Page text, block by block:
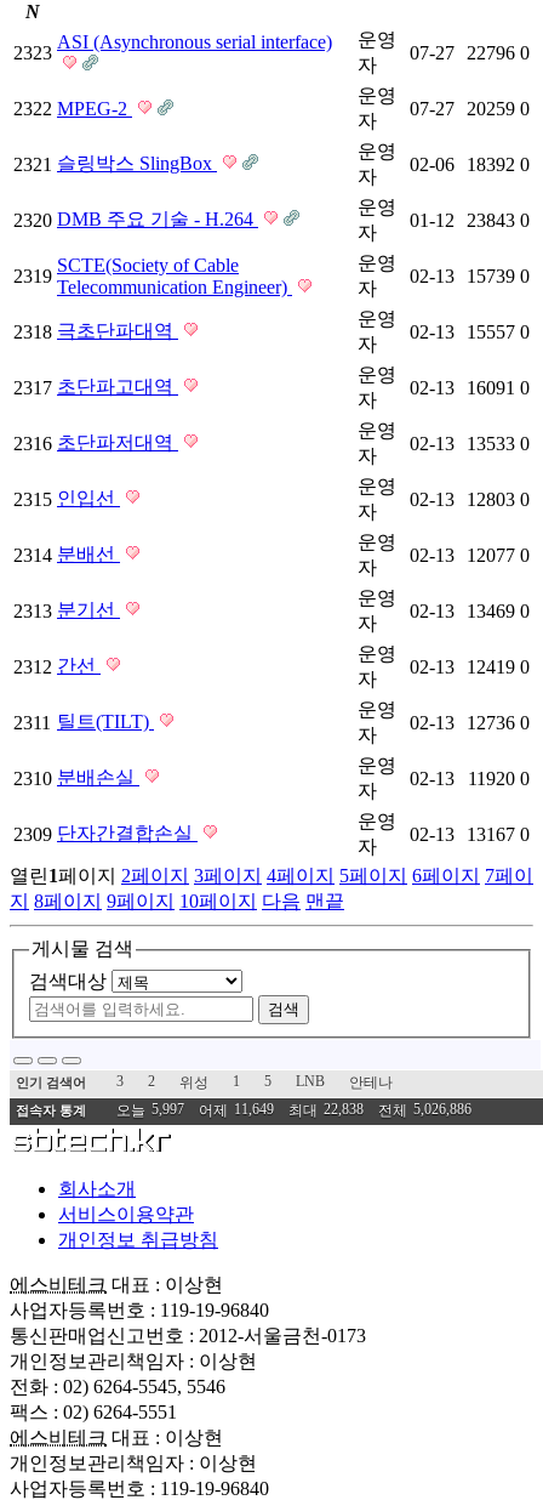
N
2323
ASI (Asynchronous serial interface)
운영
자
07-27 22796 0
2322 MPEG-2
운영
자
07-27 20259 0
2321 슬링박스 SlingBox
운영
자
02-06 18392 0
2320 DMB 주요 기술 - H.264
운영
자
01-12 23843 0
2319
SCTE(Society of Cable
Telecommunication Engineer)
운영
자
02-13 15739 0
2318 극초단파대역
운영
자
02-13 15557 0
2317 초단파고대역
운영
자
02-13 16091 0
2316 초단파저대역
운영
자
02-13 13533 0
2315 인입선
운영
자
02-13 12803 0
2314 분배선
운영
자
02-13 12077 0
2313 분기선
운영
자
02-13 13469 0
2312 간선
운영
자
02-13 12419 0
2311 틸트(TILT)
운영
자
02-13 12736 0
2310 분배손실
운영
자
02-13 11920 0
2309 단자간결합손실
운영
자
02-13 13167 0
열린1페이지 2페이지 3페이지 4페이지 5페이지 6페이지 7페이
지 8페이지 9페이지 10페이지 다음 맨끝
게시물 검색
검색대상
검색
인기 검색어 3 2 위성 1 5 LNB 안테나
접속자 통계 오늘 5,997 어제 11,649 최대 22,838 전체 5,026,886
회사소개
서비스이용약관
개인정보 취급방침
에스비테크 대표 : 이상현
사업자등록번호 : 119-19-96840
통신판매업신고번호 : 2012-서울금천-0173
개인정보관리책임자 : 이상현
전화 : 02) 6264-5545, 5546
팩스 : 02) 6264-5551
에스비테크 대표 : 이상현
개인정보관리책임자 : 이상현
사업자등록번호 : 119-19-96840